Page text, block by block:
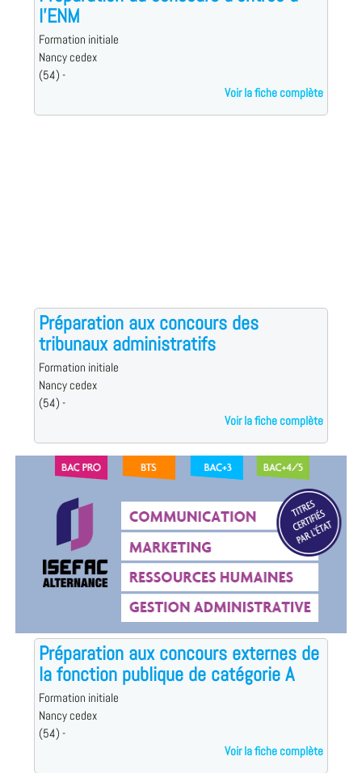
l'ENM
Formation initiale
Nancy cedex
(54) -
Voir la fiche complète
Préparation aux concours des
tribunaux administratifs
Formation initiale
Nancy cedex
(54) -
Voir la fiche complète
Préparation aux concours externes de
la fonction publique de catégorie A
Formation initiale
Nancy cedex
(54) -
Voir la fiche complète